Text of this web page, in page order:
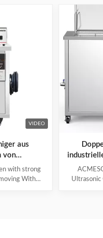
VIDEO
aus
von
with strong
With
cleaning,
Ultrasonic